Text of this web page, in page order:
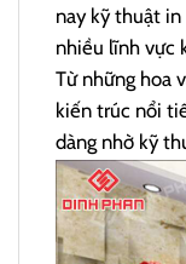
nay kỹ thuật
nhiều lĩnh vực
Từ những hoa
kiến trúc nổi
dàng nhờ kỹ